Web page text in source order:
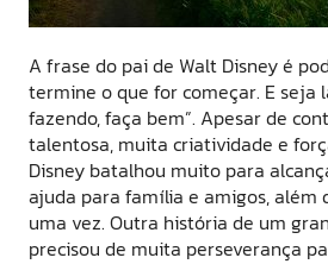
A frase do pai de Walt Disney é
termine o que for começar. E seja
fazendo, faça bem”. Apesar de
talentosa, muita criatividade e
Disney batalhou muito para
ajuda para família e amigos, além
uma vez. Outra história de um
precisou de muita perseverança